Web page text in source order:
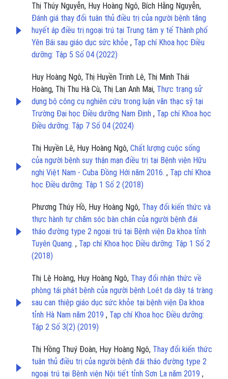
Thị Thúy Nguyễn, Huy Hoàng Ngô, Bích Hằng Nguyễn,
Đánh giá thay đổi tuân thủ điều trị của người bệnh tăng
huyết áp điều trị ngoại trú tại Trung tâm y tế Thành phố
Yên Bái sau giáo dục sức khỏe , Tạp chí Khoa học Điều
dưỡng: Tập 5 Số 04 (2022)
Huy Hoàng Ngô, Thị Huyền Trinh Lê, Thị Minh Thái
Hoàng, Thị Thu Hà Cù, Thị Lan Anh Mai, Thực trạng sử
dụng bộ công cụ nghiên cứu trong luận văn thạc sỹ tại
Trường Đại học Điều dưỡng Nam Định , Tạp chí Khoa học
Điều dưỡng: Tập 7 Số 04 (2024)
Thị Huyền Lê, Huy Hoàng Ngô, Chất lượng cuộc sống
của người bệnh suy thận mạn điều trị tại Bệnh viện Hữu
nghị Việt Nam - Cuba Đồng Hới năm 2016. , Tạp chí Khoa
học Điều dưỡng: Tập 1 Số 2 (2018)
Phương Thúy Hồ, Huy Hoàng Ngô, Thay đổi kiến thức và
thực hành tự chăm sóc bàn chân của người bệnh đái
tháo đường type 2 ngoại trú tại Bệnh viện Đa khoa tỉnh
Tuyên Quang. , Tạp chí Khoa học Điều dưỡng: Tập 1 Số 2
(2018)
Thị Lệ Hoàng, Huy Hoàng Ngô, Thay đổi nhận thức về
phòng tái phát bệnh của người bệnh Loét dạ dày tá tràng
sau can thiệp giáo dục sức khỏe tại bệnh viện Đa khoa
tỉnh Hà Nam năm 2019 , Tạp chí Khoa học Điều dưỡng:
Tập 2 Số 3(2) (2019)
Thị Hồng Thuý Đoàn, Huy Hoàng Ngô, Thay đổi kiến thức
tuân thủ điều trị của người bệnh đái tháo đường type 2
ngoại trú tại Bệnh viện Nội tiết tỉnh Sơn La năm 2019 ,